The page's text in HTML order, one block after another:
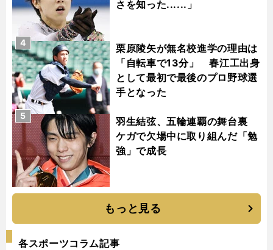
さを知った......」
栗原陵矢が無名校進学の理由は
「自転車で13分」 春江工出身
として最初で最後のプロ野球選
手となった
4
羽生結弦、五輪連覇の舞台裏
ケガで欠場中に取り組んだ「勉
強」で成長
5
もっと見る
各スポーツコラム記事